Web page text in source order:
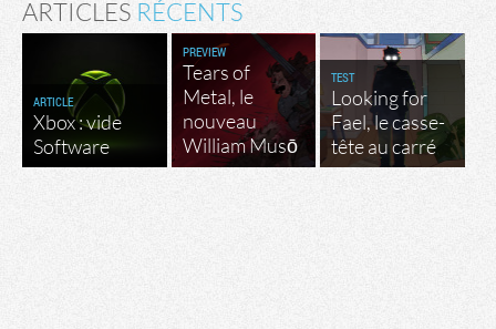
ARTICLES RÉCENTS
ARTICLE
Xbox : vide
Software
PREVIEW
Tears of
Metal, le
nouveau
William Musō
TEST
Looking for
Fael, le casse-
tête au carré